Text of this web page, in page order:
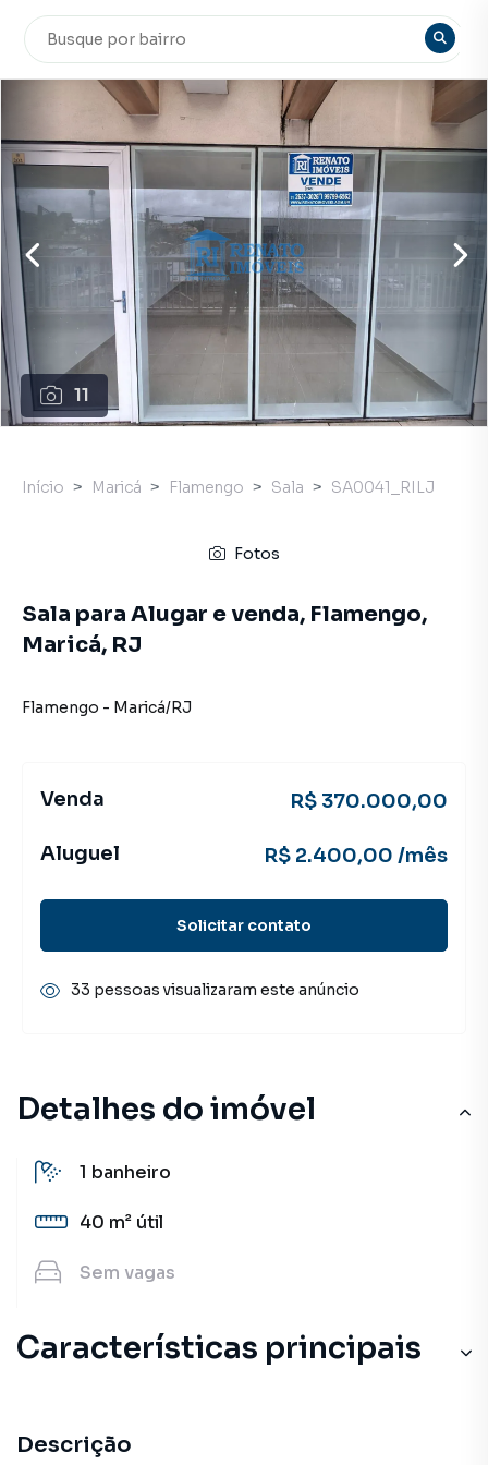
11
Detalhes do imóvel
1 banheiro
40 m² útil
Sem vagas
Características principais
Descrição
Início Maricá Flamengo Sala SA0041_RILJ
Fotos
Sala para Alugar e venda, Flamengo,
Maricá, RJ
Flamengo - Maricá/RJ
Venda R$ 370.000,00
Aluguel R$ 2.400,00 /mês
Solicitar contato
33 pessoas visualizaram este anúncio